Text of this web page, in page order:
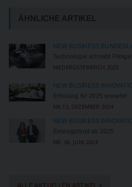
ÄHNLICHE ARTIKEL
NEW BUSINESS
Technologie schreibt
NIEDERÖSTERREICH 2025
NEW BUSINESS
Erholung für 2025 erwartet
NR.12, DEZEMBER 2024
NEW BUSINESS
Einwegpfand ab 2025
NR. 06, JUNI 2024
ALLE AKTUELLEN ARTIKEL »